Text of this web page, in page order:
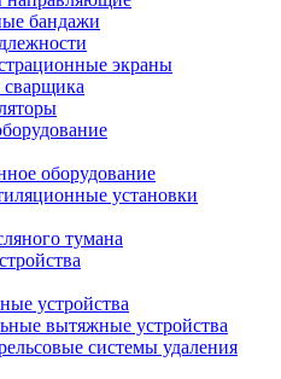
бандажи
экраны
сварщика
оборудование
установки
тумана
устройства
вытяжные устройства
системы удаления